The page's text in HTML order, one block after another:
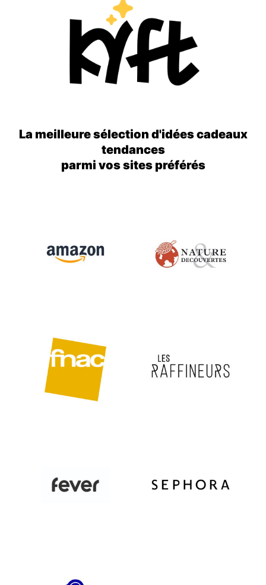
La meilleure sélection d'idées cadeaux
tendances
parmi vos sites préférés